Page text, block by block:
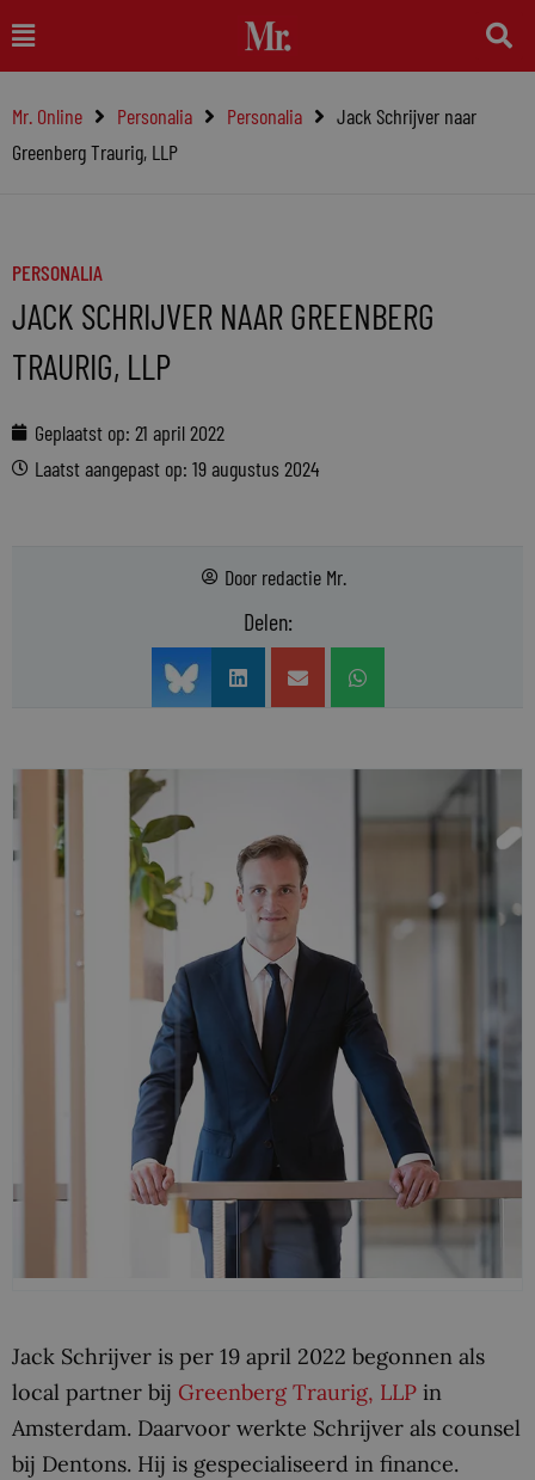
naar
inhoud
Main
Menu
Mr. Online Personalia Personalia
Jack Schrijver naar
Greenberg Traurig, LLP
PERSONALIA
JACK SCHRIJVER NAAR GREENBERG
TRAURIG, LLP
Geplaatst op: 21 april 2022
Laatst aangepast op: 19 augustus 2024
Door redactie Mr.
Delen:
Jack Schrijver is per 19 april 2022 begonnen als
local partner bij Greenberg Traurig, LLP in
Amsterdam. Daarvoor werkte Schrijver als counsel
bij Dentons. Hij is gespecialiseerd in finance.